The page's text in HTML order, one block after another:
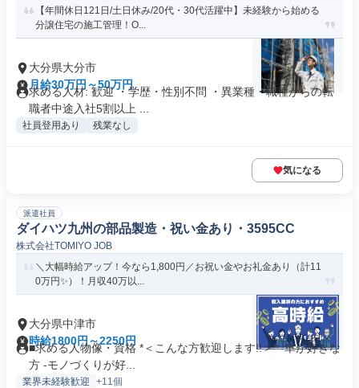
【年間休日121日/土日休み/20代・30代活躍中】未経験から始める
分譲住宅の施工管理！O...
大分県大分市
月給30万円～50万円
求める人材: 歓迎 ・学歴・性別不問 ・異業種・職種からの転
職者中途入社5割以上 ...
社員登用あり 残業なし
気になる
派遣社員
ダイハツ九州の部品製造・祝い金あり・3595CC
株式会社TOMIYO JOB
＼大幅時給アップ！今なら1,800円／お祝い金やお礼金あり（計11
0万円✨）！月収40万以...
大分県中津市
時給1800円～2250円
■求める人物像・資格 *＜こんな方歓迎します!!＞* -車が好きな
方 -モノづくりが好...
業界未経験歓迎 +11個